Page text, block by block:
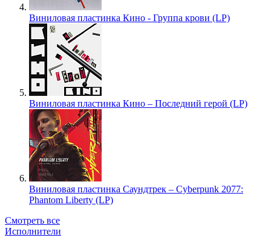
Виниловая пластинка Кино - Группа крови (LP)
Виниловая пластинка Кино – Последний герой (LP)
Виниловая пластинка Саундтрек – Cyberpunk 2077:
Phantom Liberty (LP)
Смотреть все
Исполнители